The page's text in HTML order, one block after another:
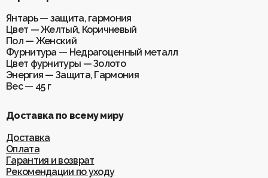
Янтарь — защита, гармония
Цвет — Желтый, Коричневый
Пол — Женский
Фурнитура — Недрагоценный металл
Цвет фурнитуры — Золото
Энергия — Защита, Гармония
Вес — 45 г
Доставка по всему миру
Доставка
Оплата
Гарантия и возврат
Рекомендации по уходу